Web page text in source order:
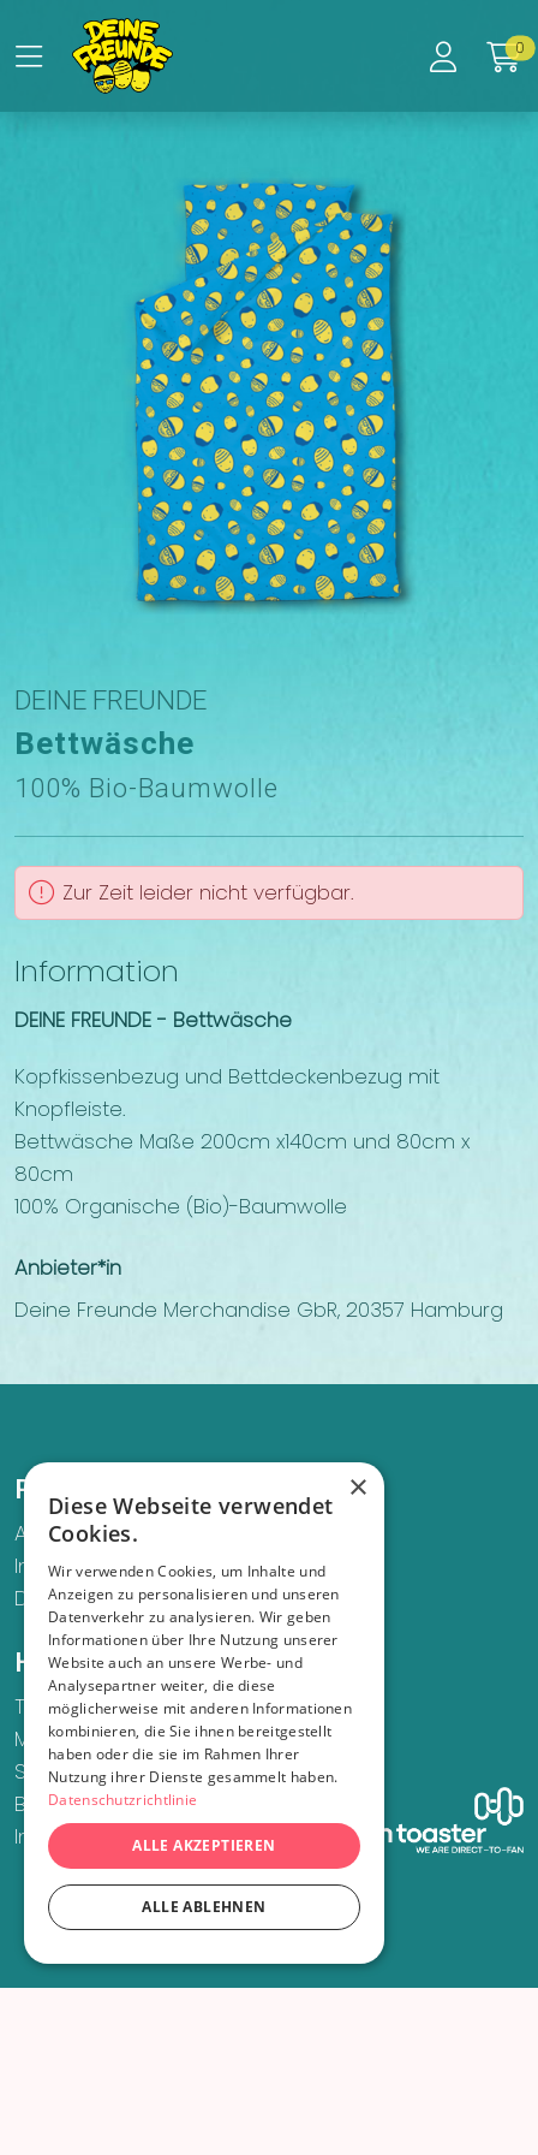
Zum Hauptinhalt springen
0
Startseite
Produkte
Bettwäsche
DEINE FREUNDE
Bettwäsche
100% Bio-Baumwolle
Zur Zeit leider nicht verfügbar.
Information
DEINE FREUNDE - Bettwäsche
Kopfkissenbezug und Bettdeckenbezug mit
Knopfleiste.
Bettwäsche Maße 200cm x140cm und 80cm x
80cm
100% Organische (Bio)-Baumwolle
Anbieter*in
Deine Freunde Merchandise GbR, 20357 Hamburg
Recht und Ordnung
AGB
Impressum
Datenschutz
Hilfe und Support
Telefon
Mail
Supportfall eröffnen
Bestellung widerrufen
Infos zu Sozialtickets
×
Diese Webseite verwendet
Cookies.
Wir verwenden Cookies, um Inhalte und
Anzeigen zu personalisieren und unseren
Datenverkehr zu analysieren. Wir geben
Informationen über Ihre Nutzung unserer
Website auch an unsere Werbe- und
Analysepartner weiter, die diese
möglicherweise mit anderen Informationen
kombinieren, die Sie ihnen bereitgestellt
haben oder die sie im Rahmen Ihrer
Nutzung ihrer Dienste gesammelt haben.
Datenschutzrichtlinie
ALLE AKZEPTIEREN
ALLE ABLEHNEN